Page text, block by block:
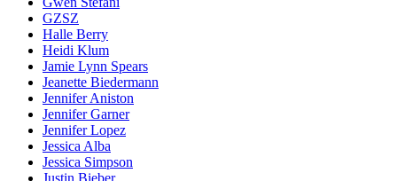
GZSZ
Halle Berry
Heidi Klum
Jamie Lynn Spears
Jeanette Biedermann
Jennifer Aniston
Jennifer Garner
Jennifer Lopez
Jessica Alba
Jessica Simpson